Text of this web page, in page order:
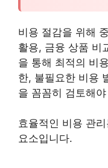
비용 절감을 위해
활용, 금융 상품 비
을 통해 최적의 비
한, 불필요한 비용
을 꼼꼼히 검토해
효율적인 비용 관
요소입니다.